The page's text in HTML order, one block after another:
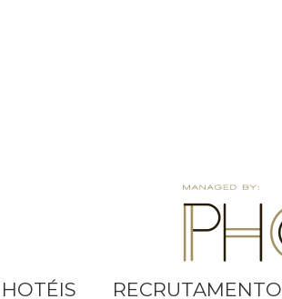
HOTÉIS RECRUTAMENTO